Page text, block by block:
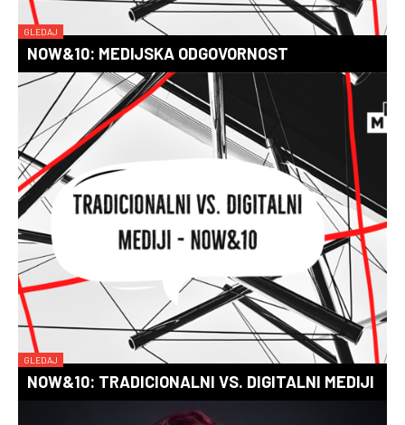
GLEDAJ
NOW&10: MEDIJSKA ODGOVORNOST
GLEDAJ
NOW&10: TRADICIONALNI VS. DIGITALNI MEDIJI